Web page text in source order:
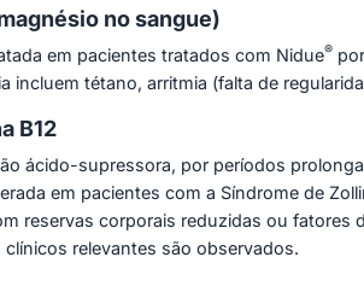
no sangue)
em pacientes tratados com Nidue®
incluem tétano, arritmia (falta de
B12
ácido-supressora, por períodos
em pacientes com a Síndrome de
reservas corporais reduzidas ou fatores
relevantes são observados.